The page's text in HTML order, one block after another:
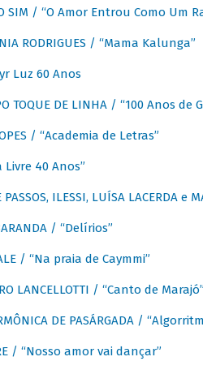
SIM / “O Amor Entrou Como Um
RODRIGUES / “Mama Kalunga”
Luz 60 Anos
TOQUE DE LINHA / “100 Anos de
/ “Academia de Letras”
Livre 40 Anos”
PASSOS, ILESSI, LUÍSA LACERDA e
/ “Delírios”
/ “Na praia de Caymmi”
LANCELLOTTI / “Canto de Marajó”
DE PASÁRGADA /
/ “Nosso amor vai dançar”